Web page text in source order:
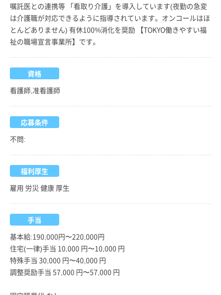
嘱託医との連携等 「看取り介護」を導入しています(夜勤の急変
は介護職が対応できるように指導されています。オンコールはほ
とんどありません) 有休100%消化を奨励 【TOKYO働きやすい福
祉の職場宣言事業所】です。
資格
看護師,准看護師
応募条件
不問:
福利厚生
雇用 労災 健康 厚生
手当
基本給:190,000円〜220,000円
住宅(一律)手当 10,000 円〜10,000 円
特殊手当 30,000 円〜40,000 円
調整奨励手当 57,000 円〜57,000 円